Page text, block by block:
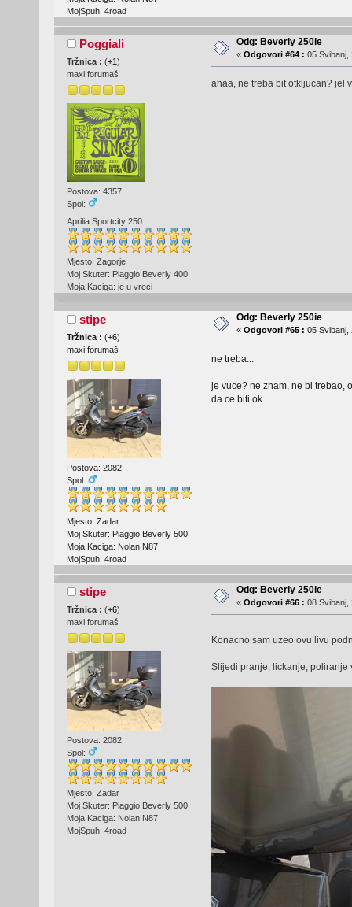
MojSpuh: 4road
Poggiali
Tržnica : (+1)
maxi forumaš
Postova: 4357
Spol:
Aprilia Sportcity 250
Mjesto: Zagorje
Moj Skuter: Piaggio Beverly 400
Moja Kaciga: je u vreci
Odg: Beverly 250ie
« Odgovori #64 : 05 Svibanj,
ahaa, ne treba bit otkljucan? jel
stipe
Tržnica : (+6)
maxi forumaš
Postova: 2082
Spol:
Mjesto: Zadar
Moj Skuter: Piaggio Beverly 500
Moja Kaciga: Nolan N87
MojSpuh: 4road
Odg: Beverly 250ie
« Odgovori #65 : 05 Svibanj,
ne treba...
je vuce? ne znam, ne bi trebao,
da ce biti ok
stipe
Tržnica : (+6)
maxi forumaš
Postova: 2082
Spol:
Mjesto: Zadar
Moj Skuter: Piaggio Beverly 500
Moja Kaciga: Nolan N87
MojSpuh: 4road
Odg: Beverly 250ie
« Odgovori #66 : 08 Svibanj,
Konacno sam uzeo ovu livu
Slijedi pranje, lickanje, poliranje